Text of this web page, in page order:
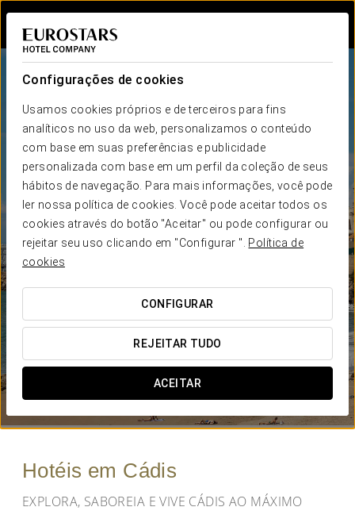
Configurações de cookies
Usamos cookies próprios e de terceiros para fins
analíticos no uso da web, personalizamos o conteúdo
com base em suas preferências e publicidade
personalizada com base em um perfil da coleção de seus
hábitos de navegação. Para mais informações, você pode
ler nossa política de cookies. Você pode aceitar todos os
cookies através do botão "Aceitar" ou pode configurar ou
rejeitar seu uso clicando em "Configurar ". Política de
cookies
CONFIGURAR
REJEITAR TUDO
ACEITAR
Hotéis em Cádis
EXPLORA, SABOREIA E VIVE CÁDIS AO MÁXIMO